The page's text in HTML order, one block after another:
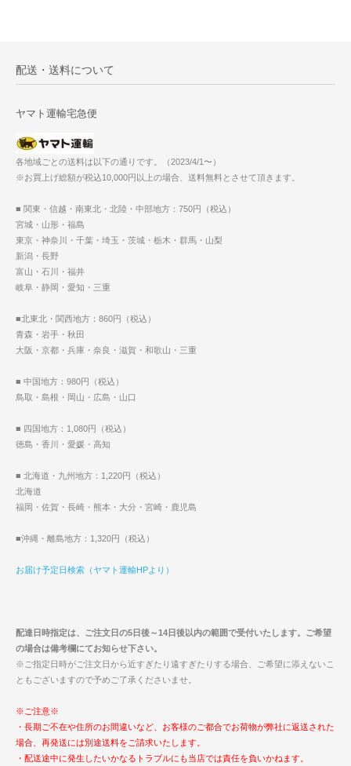
配送・送料について
ヤマト運輸宅急便
各地域ごとの送料は以下の通りです。（2023/4/1〜）
※お買上げ総額が税込10,000円以上の場合、送料無料とさせて頂きます。
■ 関東・信越・南東北・北陸・中部地方：750円（税込）
宮城・山形・福島
東京・神奈川・千葉・埼玉・茨城・栃木・群馬・山梨
新潟・長野
富山・石川・福井
岐阜・静岡・愛知・三重
■北東北・関西地方：860円（税込）
青森・岩手・秋田
大阪・京都・兵庫・奈良・滋賀・和歌山・三重
■ 中国地方：980円（税込）
鳥取・島根・岡山・広島・山口
■ 四国地方：1,080円（税込）
徳島・香川・愛媛・高知
■ 北海道・九州地方：1,220円（税込）
北海道
福岡・佐賀・長崎・熊本・大分・宮崎・鹿児島
■沖縄・離島地方：1,320円（税込）
お届け予定日検索（ヤマト運輸HPより）
配達日時指定は、ご注文日の5日後～14日後以内の範囲で受付いたします。ご希望
の場合は備考欄にてお知らせ下さい。
※ご指定日時がご注文日から近すぎたり遠すぎたりする場合、ご希望に添えないこ
ともございますので予めご了承くださいませ。
※ご注意※
・長期ご不在や住所のお間違いなど、お客様のご都合でお荷物が弊社に返送された
場合、再発送には別途送料をご請求いたします。
・配送途中に発生したいかなるトラブルにも当店では責任を負いかねます。